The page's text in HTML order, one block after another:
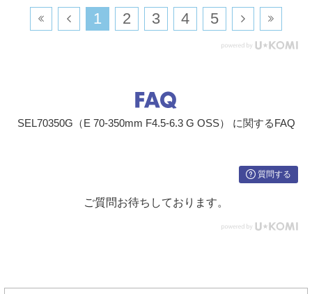
​1 ​2 ​3 ​4 ​5
SEL70350G（E 70-350mm F4.5-6.3 G OSS） に関するFAQ
質問する
ご質問お待ちしております。